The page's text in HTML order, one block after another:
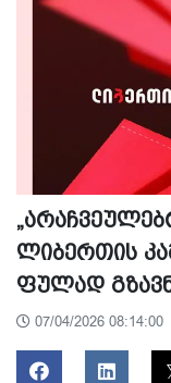
ლიბერთის
ფულად
07/04/2026 08:14:00